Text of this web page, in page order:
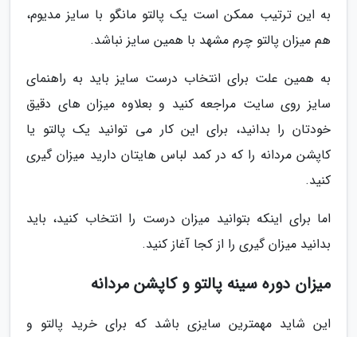
به این ترتیب ممکن است یک پالتو مانگو با سایز مدیوم،
هم میزان پالتو چرم مشهد با همین سایز نباشد.
به همین علت برای انتخاب درست سایز باید به راهنمای
سایز روی سایت مراجعه کنید و بعلاوه میزان های دقیق
خودتان را بدانید، برای این کار می توانید یک پالتو یا
کاپشن مردانه را که در کمد لباس هایتان دارید میزان گیری
کنید.
اما برای اینکه بتوانید میزان درست را انتخاب کنید، باید
بدانید میزان گیری را از کجا آغاز کنید.
میزان دوره سینه پالتو و کاپشن مردانه
این شاید مهمترین سایزی باشد که برای خرید پالتو و